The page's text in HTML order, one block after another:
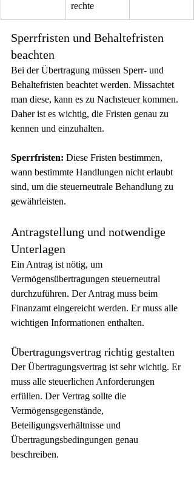
rechte
Sperrfristen und Behaltefristen
beachten
Bei der Übertragung müssen Sperr- und
Behaltefristen beachtet werden. Missachtet
man diese, kann es zu Nachsteuer kommen.
Daher ist es wichtig, die Fristen genau zu
kennen und einzuhalten.
Sperrfristen: Diese Fristen bestimmen,
wann bestimmte Handlungen nicht erlaubt
sind, um die steuerneutrale Behandlung zu
gewährleisten.
Antragstellung und notwendige
Unterlagen
Ein Antrag ist nötig, um
Vermögensübertragungen steuerneutral
durchzuführen. Der Antrag muss beim
Finanzamt eingereicht werden. Er muss alle
wichtigen Informationen enthalten.
Übertragungsvertrag richtig gestalten
Der Übertragungsvertrag ist sehr wichtig. Er
muss alle steuerlichen Anforderungen
erfüllen. Der Vertrag sollte die
Vermögensgegenstände,
Beteiligungsverhältnisse und
Übertragungsbedingungen genau
beschreiben.